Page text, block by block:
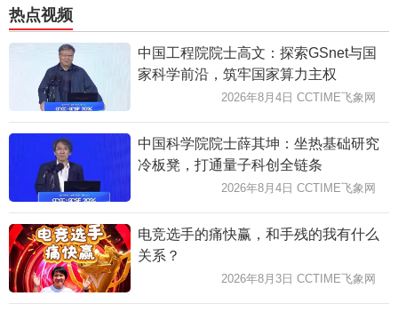
热点视频
中国工程院院士高文：探索GSnet与国
家科学前沿，筑牢国家算力主权
2026年8月4日 CCTIME飞象网
中国科学院院士薛其坤：坐热基础研究
冷板凳，打通量子科创全链条
2026年8月4日 CCTIME飞象网
电竞选手的痛快赢，和手残的我有什么
关系？
2026年8月3日 CCTIME飞象网